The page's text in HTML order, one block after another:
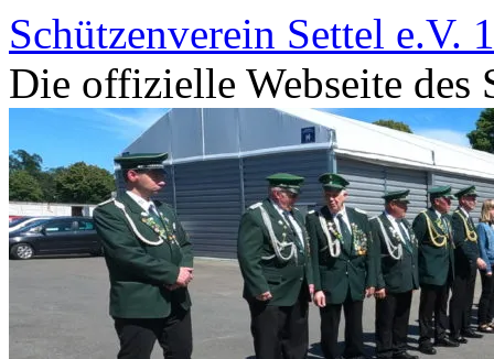
Zum
Inhalt
springen
Schützenverein Settel e.V.
Die offizielle Webseite des